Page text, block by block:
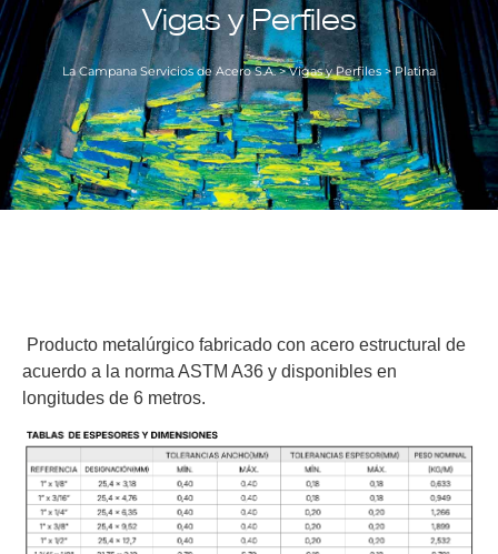
Vigas y Perfiles
La Campana Servicios de Acero S.A.>Vigas y Perfiles> Platina
Producto metalúrgico fabricado con acero estructural de
acuerdo a la norma ASTM A36 y disponibles en
longitudes de 6 metros.